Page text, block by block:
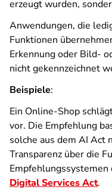
erzeugt wurden,
Anwendungen, die
Funktionen
Erkennung oder Bild-
nicht gekennzeichnet
Beispiele:
Ein Online-Shop
vor. Die Empfehlung
solche aus dem AI Act
Transparenz über die
Digital Services Act.